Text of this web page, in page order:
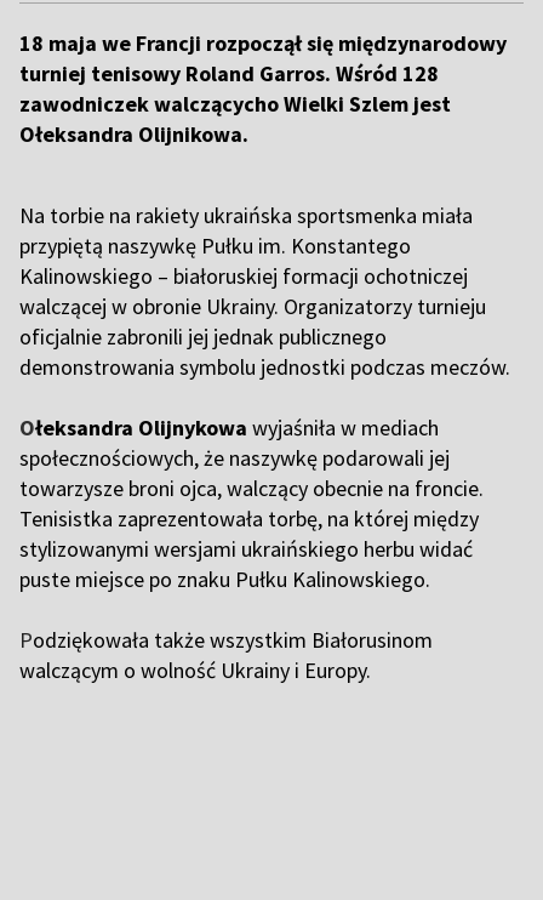
18 maja we Francji rozpoczął się międzynarodowy
turniej tenisowy Roland Garros. Wśród 128
zawodniczek walczącycho Wielki Szlem jest
Ołeksandra Olijnikowa.
Na torbie na rakiety ukraińska sportsmenka miała
przypiętą naszywkę Pułku im. Konstantego
Kalinowskiego – białoruskiej formacji ochotniczej
walczącej w obronie Ukrainy. Organizatorzy turnieju
oficjalnie zabronili jej jednak publicznego
demonstrowania symbolu jednostki podczas meczów.
Ołeksandra Olijnykowa wyjaśniła w mediach
społecznościowych, że naszywkę podarowali jej
towarzysze broni ojca, walczący obecnie na froncie.
Tenisistka zaprezentowała torbę, na której między
stylizowanymi wersjami ukraińskiego herbu widać
puste miejsce po znaku Pułku Kalinowskiego.
Podziękowała także wszystkim Białorusinom
walczącym o wolność Ukrainy i Europy.